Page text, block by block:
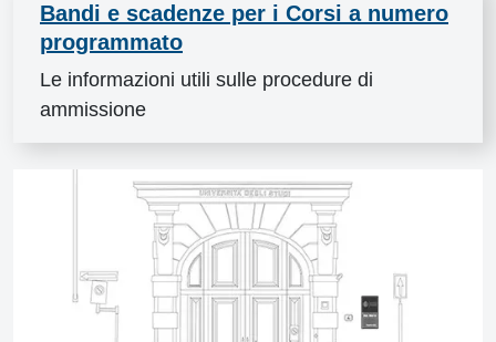
Bandi e scadenze per i Corsi a numero
programmato
Le informazioni utili sulle procedure di
ammissione